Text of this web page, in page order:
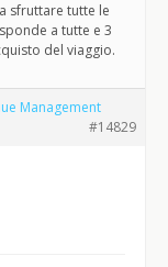
sfruttare tutte le
a tutte e 3
del viaggio.
Management
#14829